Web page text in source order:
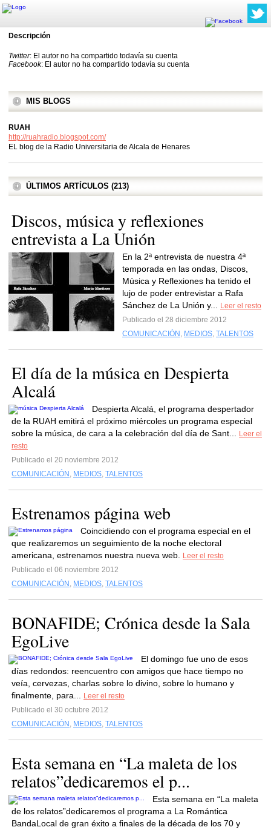
Descripción
Twitter: El autor no ha compartido todavía su cuenta
Facebook: El autor no ha compartido todavía su cuenta
MIS BLOGS
RUAH
http://ruahradio.blogspot.com/
EL blog de la Radio Universitaria de Alcala de Henares
ÚLTIMOS ARTÍCULOS (213)
Discos, música y reflexiones
entrevista a La Unión
En la 2ª entrevista de nuestra 4ª
temporada en las ondas, Discos,
Música y Reflexiones ha tenido el
lujo de poder entrevistar a Rafa
Sánchez de La Unión y...
Leer el resto
Publicado el 28 diciembre 2012
COMUNICACIÓN , MEDIOS, TALENTOS
El día de la música en Despierta
Alcalá
Despierta Alcalá, el programa despertador
de la RUAH emitirá el próximo miércoles un programa especial
sobre la música, de cara a la celebración del día de Sant...
Leer el
resto
Publicado el 20 noviembre 2012
COMUNICACIÓN , MEDIOS, TALENTOS
Estrenamos página web
Coincidiendo con el programa especial en el
que realizaremos un seguimiento de la noche electoral
americana, estrenamos nuestra nueva web.
Leer el resto
Publicado el 06 noviembre 2012
COMUNICACIÓN , MEDIOS, TALENTOS
BONAFIDE; Crónica desde la Sala
EgoLive
El domingo fue uno de esos
días redondos: reencuentro con amigos que hace tiempo no
veía, cervezas, charlas sobre lo divino, sobre lo humano y
finalmente, para...
Leer el resto
Publicado el 30 octubre 2012
COMUNICACIÓN , MEDIOS, TALENTOS
Esta semana en “La maleta de los
relatos”dedicaremos el p...
Esta semana en “La maleta
de los relatos”dedicaremos el programa a La Romántica
BandaLocal de gran éxito a finales de la década de los 70 y